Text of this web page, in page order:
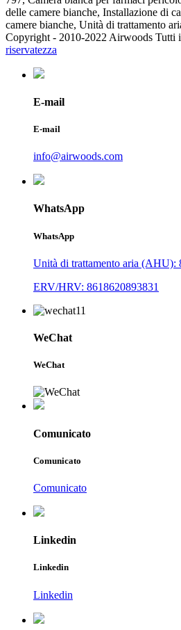
delle camere bianche, Installazione di
camere bianche, Unità di trattamento
Copyright - 2010-2022 Airwoods Tutti
riservatezza
E-mail
E-mail
info@airwoods.com
WhatsApp
WhatsApp
Unità di trattamento aria (AHU):
ERV/HRV: 8618620893831
WeChat
WeChat
Comunicato
Comunicato
Comunicato
Linkedin
Linkedin
Linkedin